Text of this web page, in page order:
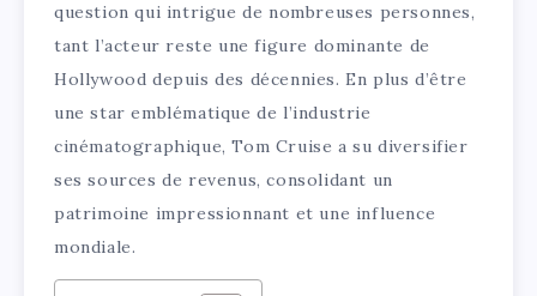
question qui intrigue de nombreuses personnes,
tant l’acteur reste une figure dominante de
Hollywood depuis des décennies. En plus d’être
une star emblématique de l’industrie
cinématographique, Tom Cruise a su diversifier
ses sources de revenus, consolidant un
patrimoine impressionnant et une influence
mondiale.